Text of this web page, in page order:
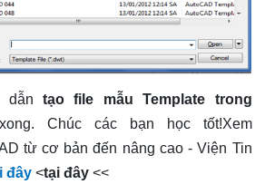
dẫn tạo file mẫu Template trong
Chúc các bạn học tốt!Xem
từ cơ bản đến nâng cao - Viện Tin
đây<tại đây<<